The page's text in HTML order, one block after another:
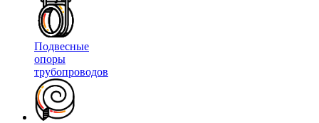
Подвесные
опоры
трубопроводов